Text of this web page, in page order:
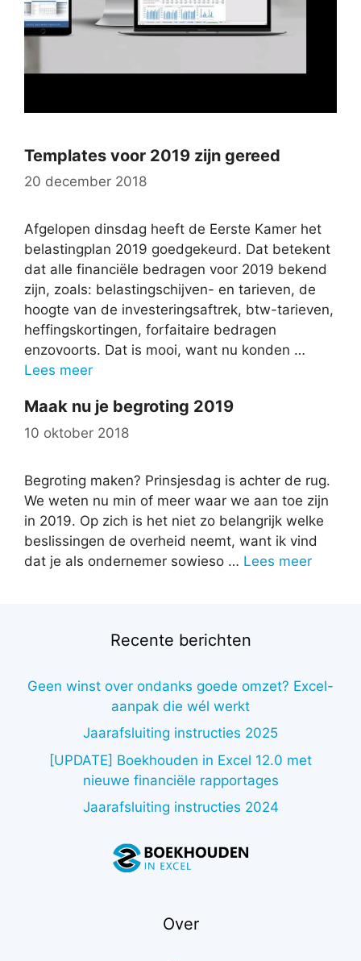
Templates voor 2019 zijn gereed
20 december 2018
Afgelopen dinsdag heeft de Eerste Kamer het
belastingplan 2019 goedgekeurd. Dat betekent
dat alle financiële bedragen voor 2019 bekend
zijn, zoals: belastingschijven- en tarieven, de
hoogte van de investeringsaftrek, btw-tarieven,
heffingskortingen, forfaitaire bedragen
enzovoorts. Dat is mooi, want nu konden …
Lees meer
Maak nu je begroting 2019
10 oktober 2018
Begroting maken? Prinsjesdag is achter de rug.
We weten nu min of meer waar we aan toe zijn
in 2019. Op zich is het niet zo belangrijk welke
beslissingen de overheid neemt, want ik vind
dat je als ondernemer sowieso … Lees meer
Recente berichten
Geen winst over ondanks goede omzet? Excel-
aanpak die wél werkt
Jaarafsluiting instructies 2025
[UPDATE] Boekhouden in Excel 12.0 met
nieuwe financiële rapportages
Jaarafsluiting instructies 2024
Over